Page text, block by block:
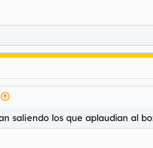
saliendo los que aplaudían al